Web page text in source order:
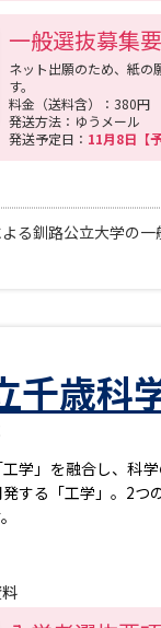
一般選抜募集
ネット出願のため、紙の
す。
料金（送料含）：380円
発送方法：ゆうメール
発送予定日： 11月8日【
る釧路公立大学の
千歳科
工学」を融合し、科
する「工学」。2つ